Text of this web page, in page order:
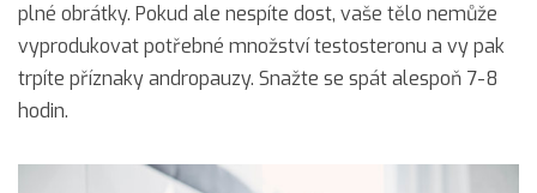
plné obrátky. Pokud ale nespíte dost, vaše tělo nemůže
vyprodukovat potřebné množství testosteronu a vy pak
trpíte příznaky andropauzy. Snažte se spát alespoň 7-8
hodin.